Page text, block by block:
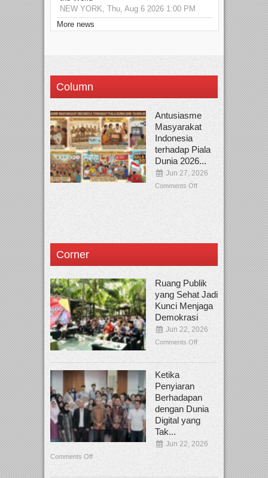
NEW YORK, Thu, Aug 6 2026 1:00 PM
More news
Column
Antusiasme
Masyarakat
Indonesia
terhadap Piala
Dunia 2026...
Jun 27, 2026
Comments Off
Corner
Ruang Publik
yang Sehat Jadi
Kunci Menjaga
Demokrasi
Jun 22, 2026
Comments Off
Ketika
Penyiaran
Berhadapan
dengan Dunia
Digital yang
Tak...
Jun 22, 2026
Comments Off